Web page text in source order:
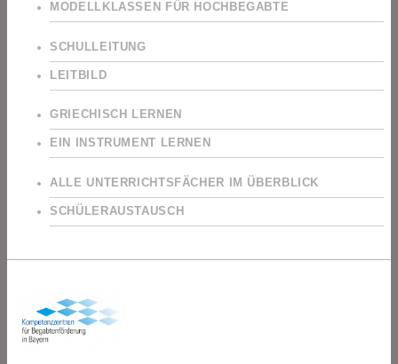
MODELLKLASSEN FÜR HOCHBEGABTE
SCHULLEITUNG
LEITBILD
GRIECHISCH LERNEN
EIN INSTRUMENT LERNEN
ALLE UNTERRICHTSFÄCHER IM ÜBERBLICK
SCHÜLERAUSTAUSCH